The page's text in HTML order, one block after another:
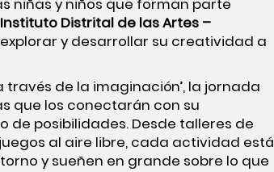
niñas y niños que forman parte
Instituto Distrital de las Artes –
y desarrollar su creatividad a
de la imaginación’, la jornada
que los conectarán con su
de posibilidades. Desde talleres de
al aire libre, cada actividad está
y sueñen en grande sobre lo que